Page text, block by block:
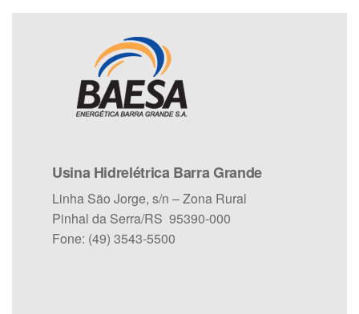
Usina Hidrelétrica Barra Grande
Linha São Jorge, s/n – Zona Rural
Pinhal da Serra/RS 95390-000
Fone: (49) 3543-5500